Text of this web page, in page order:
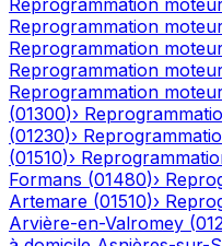
Reprogrammation
Reprogrammation
Reprogrammation
Reprogrammation
Reprogrammation
(01300)›
(01230)›
(01510)›
Formans (01480)›
Artemare (01510)›
Arvière-en-Valromey (